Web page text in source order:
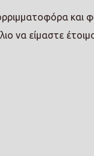
και
να είμαστε